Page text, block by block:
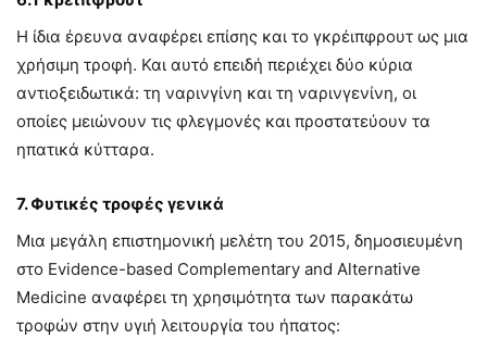
Η ίδια έρευνα αναφέρει επίσης και το γκρέιπφρουτ ως μια
χρήσιμη τροφή. Και αυτό επειδή περιέχει δύο κύρια
αντιοξειδωτικά: τη ναρινγίνη και τη ναρινγενίνη, οι
οποίες μειώνουν τις φλεγμονές και προστατεύουν τα
ηπατικά κύτταρα.
7. Φυτικές τροφές γενικά
Μια μεγάλη επιστημονική μελέτη του 2015, δημοσιευμένη
στο Evidence-based Complementary and Alternative
Medicine αναφέρει τη χρησιμότητα των παρακάτω
τροφών στην υγιή λειτουργία του ήπατος: